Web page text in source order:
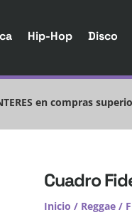
Hip-Hop Disco
en compras
Cuadro
Inicio / Reggae/